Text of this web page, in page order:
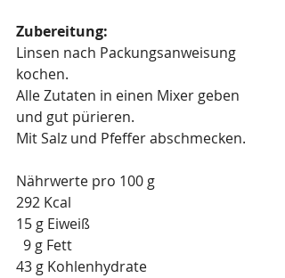
Zubereitung:
Linsen nach Packungsanweisung
kochen.
Alle Zutaten in einen Mixer geben
und gut pürieren.
Mit Salz und Pfeffer abschmecken.
Nährwerte pro 100 g
292 Kcal
15 g Eiweiß
  9 g Fett
43 g Kohlenhydrate